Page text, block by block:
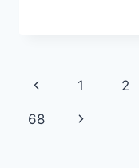
Navigation
de
Page
précédente
1 2
68
Page